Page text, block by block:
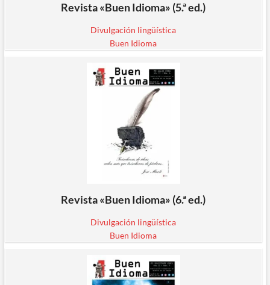
Revista «Buen Idioma» (5.ª ed.)
Divulgación lingüística
Buen Idioma
Revista «Buen Idioma» (6.ª ed.)
Divulgación lingüística
Buen Idioma